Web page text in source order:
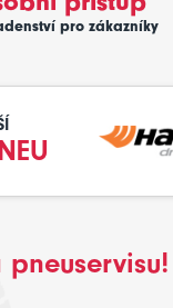
pro zákazníky